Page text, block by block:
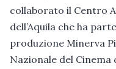
collaborato il Centro
dell’Aquila che ha
produzione Minerva
Nazionale del